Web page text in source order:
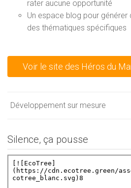
rater aucune opportunité
Un espace blog pour
des thématiques spécifiques
Voir le site des Héros du
Développement sur mesure
Silence, ça pousse